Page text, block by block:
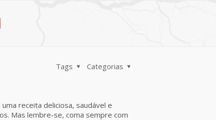
Categorias
Tags
receita deliciosa, saudável e
Mas lembre-se, coma sempre com